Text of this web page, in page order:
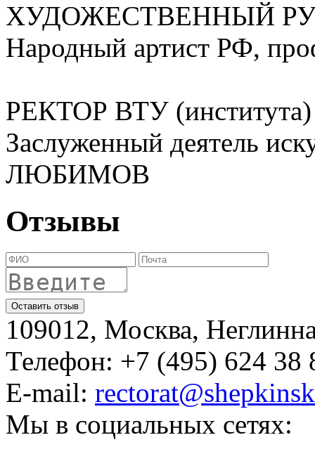
ХУДОЖЕСТВЕННЫЙ
Народный артист РФ,
РЕКТОР ВТУ
Заслуженный деятель
ЛЮБИМОВ
Отзывы
109012, Москва,
Телефон: +7 (495) 624 38
E-mail:
Мы в социальных сетях: